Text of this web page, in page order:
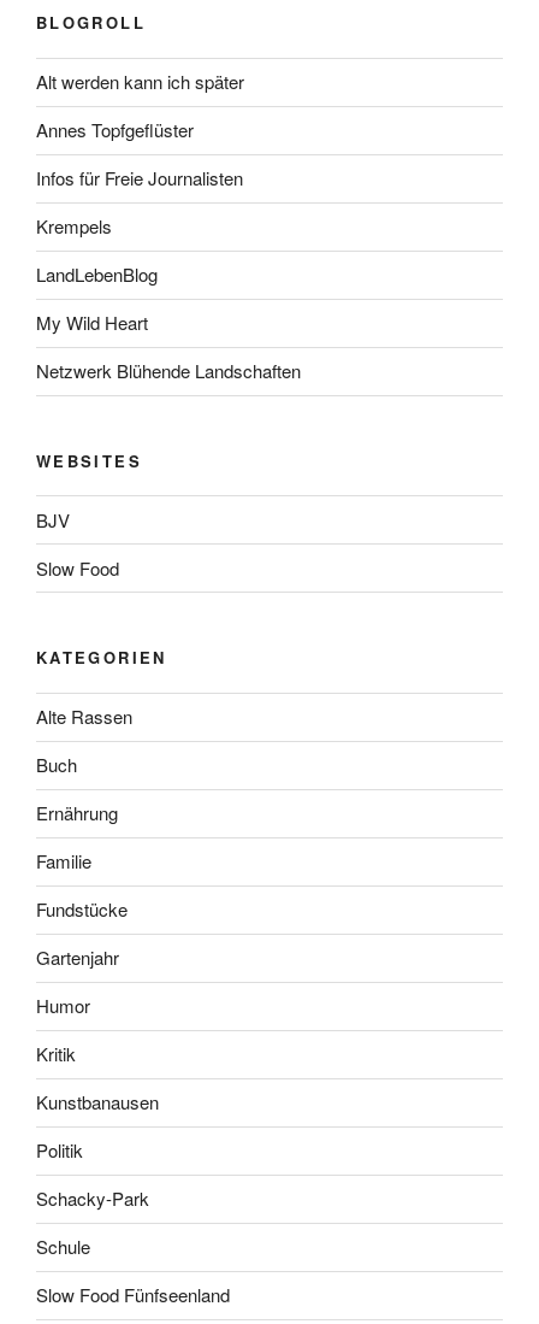
BLOGROLL
Alt werden kann ich später
Annes Topfgeflüster
Infos für Freie Journalisten
Krempels
LandLebenBlog
My Wild Heart
Netzwerk Blühende Landschaften
WEBSITES
BJV
Slow Food
KATEGORIEN
Alte Rassen
Buch
Ernährung
Familie
Fundstücke
Gartenjahr
Humor
Kritik
Kunstbanausen
Politik
Schacky-Park
Schule
Slow Food Fünfseenland